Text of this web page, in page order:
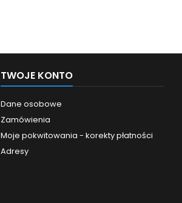
TWOJE KONTO
Dane osobowe
Zamówienia
Moje pokwitowania - korekty płatności
Adresy